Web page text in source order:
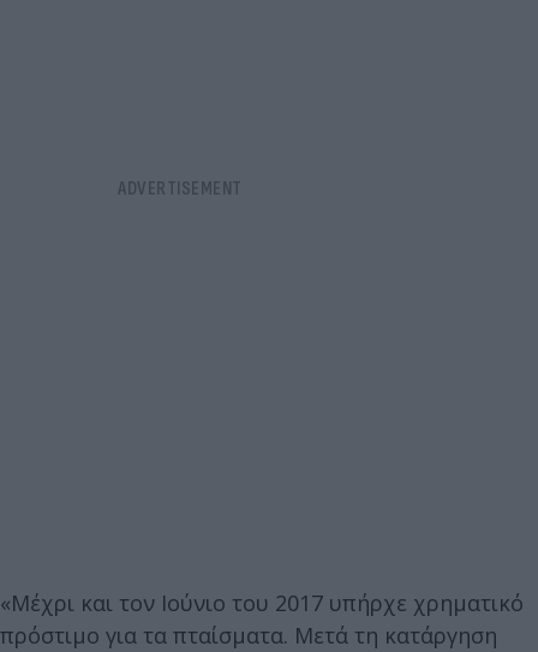
«Μέχρι και τον Ιούνιο του 2017 υπήρχε χρηματικό
πρόστιμο για τα πταίσματα. Μετά τη κατάργηση